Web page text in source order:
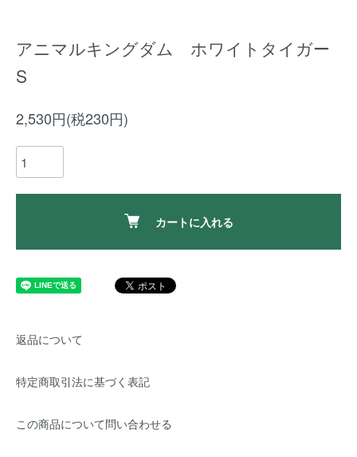
アニマルキングダム ホワイトタイガー
S
2,530円(税230円)
カートに入れる
返品について
特定商取引法に基づく表記
この商品について問い合わせる